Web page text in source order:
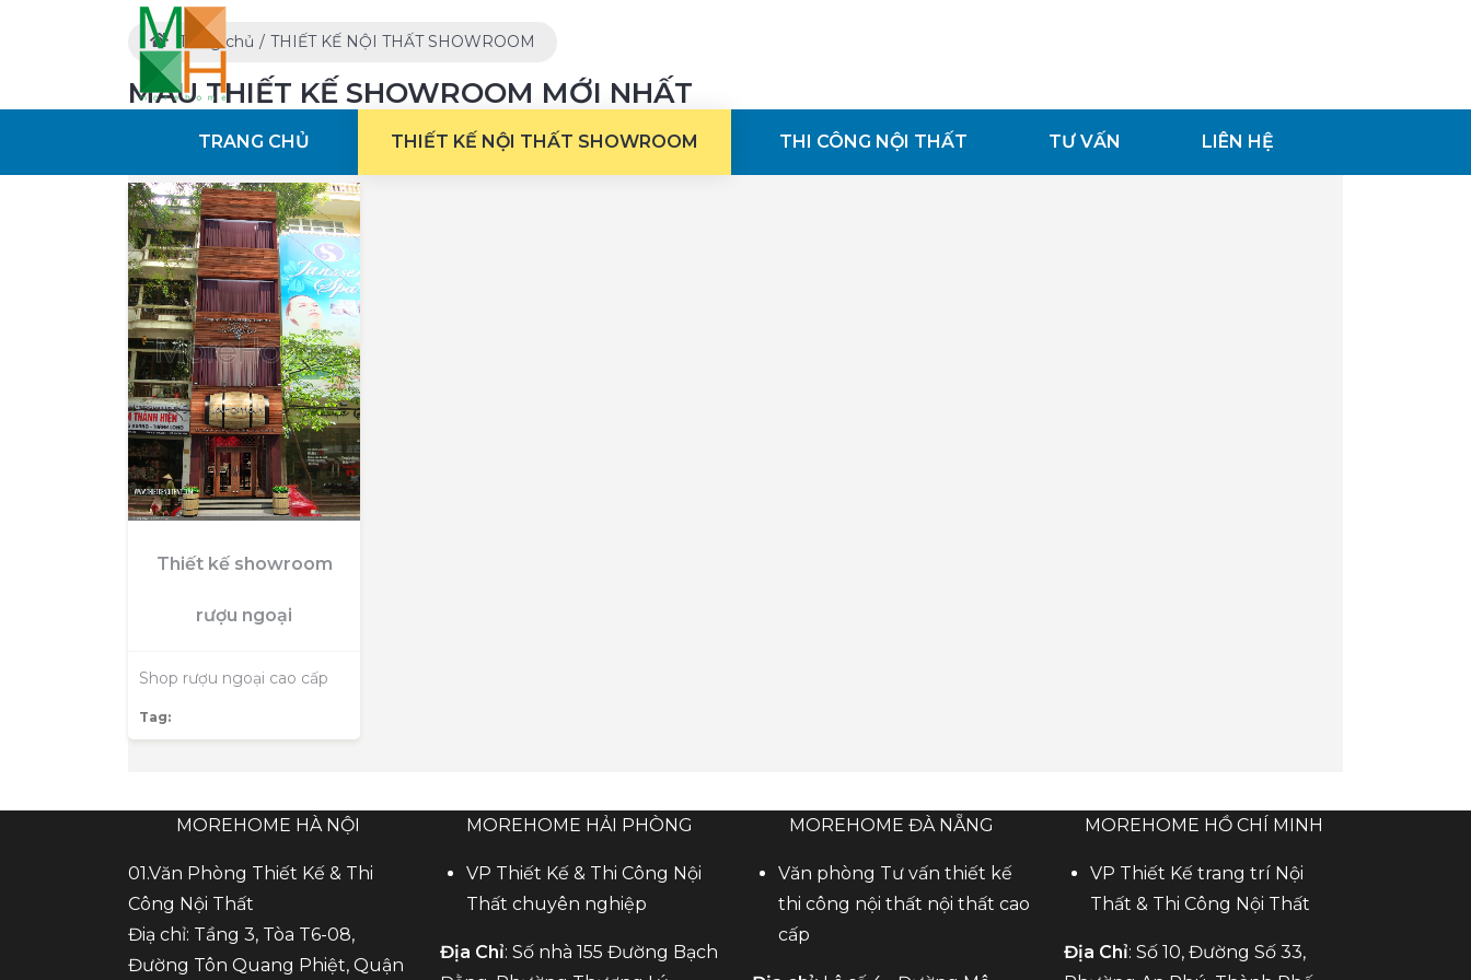
TRANG CHỦ THIẾT KẾ NỘI THẤT SHOWROOM THI CÔNG NỘI THẤT TƯ VẤN LIÊN HỆ
Trang chủ THIẾT KẾ NỘI THẤT SHOWROOM
MẪU THIẾT KẾ SHOWROOM MỚI NHẤT
Archive by tag :thiết kế shop rượu ngoại Return
Thiết kế showroom
rượu ngoại
Shop rượu ngoại cao cấp
Tag:
MOREHOME HÀ NỘI
01.Văn Phòng Thiết Kế & Thi
Công Nội Thất
Điạ chỉ: Tầng 3, Tòa T6-08,
Đường Tôn Quang Phiệt, Quận
MOREHOME HẢI PHÒNG
VP Thiết Kế & Thi Công Nội
Thất chuyên nghiệp
Địa Chỉ: Số nhà 155 Đường Bạch
MOREHOME ĐÀ NẴNG
Văn phòng Tư vấn thiết kế
thi công nội thất nội thất cao
cấp
MOREHOME HỒ CHÍ MINH
VP Thiết Kế trang trí Nội
Thất & Thi Công Nội Thất
Địa Chỉ: Số 10, Đường Số 33,